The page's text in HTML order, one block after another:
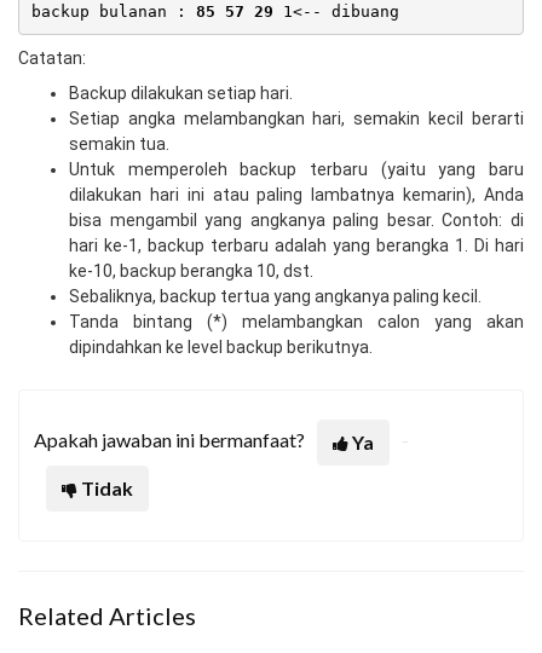
backup bulanan : 85 57 29
Catatan:
Backup dilakukan setiap hari.
Setiap angka melambangkan hari, semakin kecil berarti
semakin tua.
Untuk memperoleh backup terbaru (yaitu yang baru
dilakukan hari ini atau paling lambatnya kemarin), Anda
bisa mengambil yang angkanya paling besar. Contoh: di
hari ke-1, backup terbaru adalah yang berangka 1. Di hari
ke-10, backup berangka 10, dst.
Sebaliknya, backup tertua yang angkanya paling kecil.
Tanda bintang (*) melambangkan calon yang akan
dipindahkan ke level backup berikutnya.
Apakah jawaban ini bermanfaat?
Ya
Tidak
Related Articles